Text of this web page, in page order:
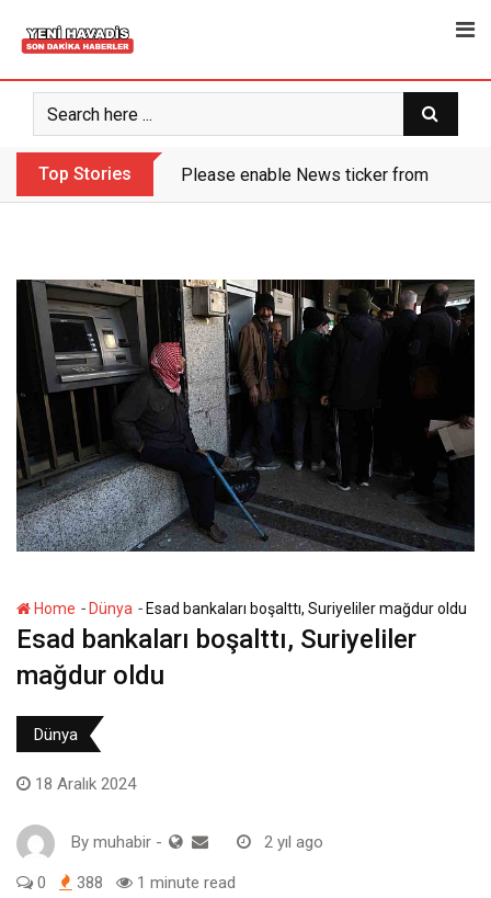
Top Stories Please enable News ticker from the
Home - Dünya - Esad bankaları boşalttı, Suriyeliler mağdur oldu
Esad bankaları boşalttı, Suriyeliler
mağdur oldu
Dünya
18 Aralık 2024
By muhabir - 2 yıl ago
0 388 1 minute read